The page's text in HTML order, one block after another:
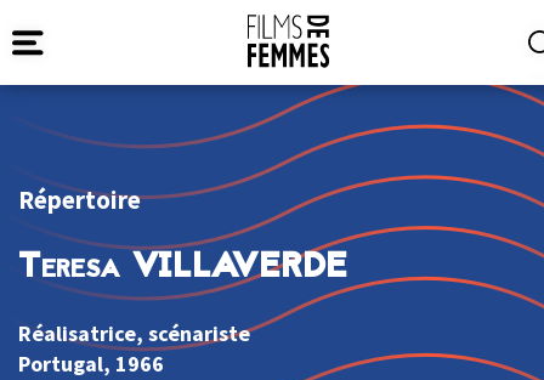
Répertoire
Teresa VILLAVERDE
Réalisatrice, scénariste
Portugal, 1966